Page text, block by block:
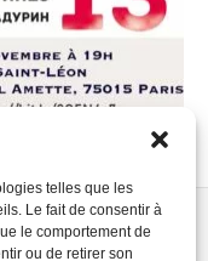
telles que les
Le fait de consentir à
le comportement de
ou de retirer son